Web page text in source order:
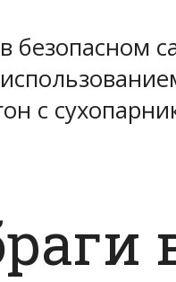
безопасном
с